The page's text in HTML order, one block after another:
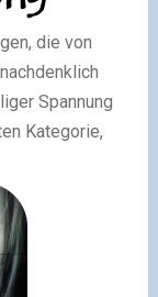
die von
Spannung
Kategorie,